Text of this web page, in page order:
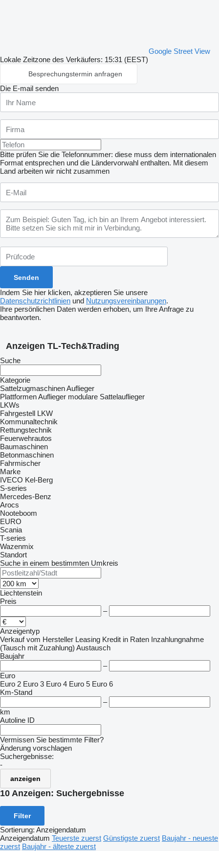
Google Street View
Lokale Zeitzone des Verkäufers: 15:31 (EEST)
Besprechungstermin anfragen
Die E-mail senden
Bitte prüfen Sie die Telefonnummer: diese muss dem internationalen
Format entsprechen und die Ländervorwahl enthalten. Mit diesem
Land arbeiten wir nicht zusammen
Indem Sie hier klicken, akzeptieren Sie unsere
Datenschutzrichtlinien und Nutzungsvereinbarungen.
Ihre persönlichen Daten werden erhoben, um Ihre Anfrage zu
beantworten.
Anzeigen TL-Tech&Trading
Suche
Kategorie
SattelzugmaschinenAuflieger
Plattformen Auflieger modulare Sattelauflieger
LKWs
Fahrgestell LKW
Kommunaltechnik
Rettungstechnik
Feuerwehrautos
Baumaschinen
Betonmaschinen
Fahrmischer
Marke
IVECO Kel-Berg
S-series
Mercedes-Benz
Arocs
Nooteboom
EURO
Scania
T-series
Wazenmix
Standort
Suche in einem bestimmten Umkreis
Liechtenstein
Preis
–
Anzeigentyp
Verkauf vom Hersteller Leasing Kredit in Raten Inzahlungnahme
(Tausch mit Zuzahlung) Austausch
Baujahr
–
Euro
Euro 2 Euro 3 Euro 4 Euro 5 Euro 6
Km-Stand
–
km
Autoline ID
Vermissen Sie bestimmte Filter?
Änderung vorschlagen
Suchergebnisse:
-
anzeigen
10 Anzeigen: Suchergebnisse
Filter
Sortierung: Anzeigendatum
Anzeigendatum Teuerste zuerst Günstigste zuerst Baujahr - neueste
zuerst Baujahr - älteste zuerst